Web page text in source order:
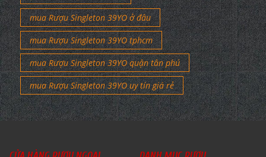
mua Rượu Singleton 39YO ở đâu
mua Rượu Singleton 39YO tphcm
mua Rượu Singleton 39YO quận tân phú
mua Rượu Singleton 39YO uy tín giá rẻ